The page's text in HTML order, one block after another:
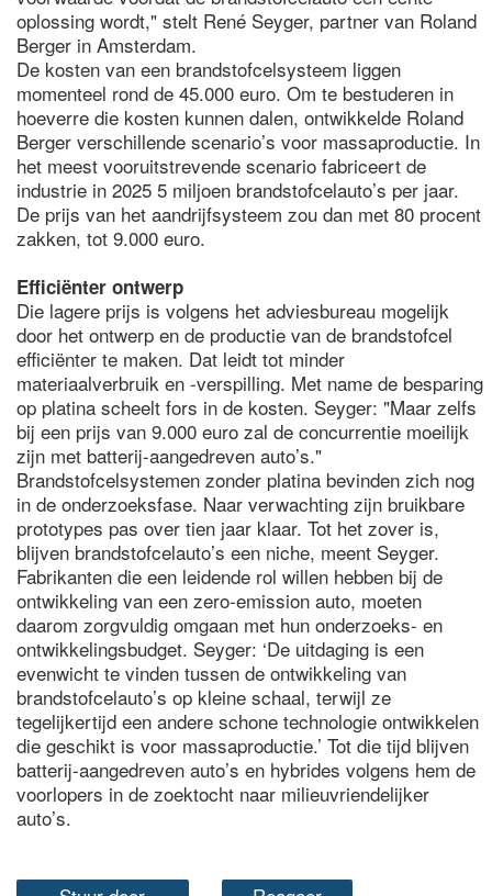
oplossing wordt," stelt René Seyger, partner van Roland
Berger in Amsterdam.
De kosten van een brandstofcelsysteem liggen
momenteel rond de 45.000 euro. Om te bestuderen in
hoeverre die kosten kunnen dalen, ontwikkelde Roland
Berger verschillende scenario’s voor massaproductie. In
het meest vooruitstrevende scenario fabriceert de
industrie in 2025 5 miljoen brandstofcelauto’s per jaar.
De prijs van het aandrijfsysteem zou dan met 80 procent
zakken, tot 9.000 euro.
Efficiënter ontwerp
Die lagere prijs is volgens het adviesbureau mogelijk
door het ontwerp en de productie van de brandstofcel
efficiënter te maken. Dat leidt tot minder
materiaalverbruik en -verspilling. Met name de besparing
op platina scheelt fors in de kosten. Seyger: "Maar zelfs
bij een prijs van 9.000 euro zal de concurrentie moeilijk
zijn met batterij-aangedreven auto’s."
Brandstofcelsystemen zonder platina bevinden zich nog
in de onderzoeksfase. Naar verwachting zijn bruikbare
prototypes pas over tien jaar klaar. Tot het zover is,
blijven brandstofcelauto’s een niche, meent Seyger.
Fabrikanten die een leidende rol willen hebben bij de
ontwikkeling van een zero-emission auto, moeten
daarom zorgvuldig omgaan met hun onderzoeks- en
ontwikkelingsbudget. Seyger: ‘De uitdaging is een
evenwicht te vinden tussen de ontwikkeling van
brandstofcelauto’s op kleine schaal, terwijl ze
tegelijkertijd een andere schone technologie ontwikkelen
die geschikt is voor massaproductie.’ Tot die tijd blijven
batterij-aangedreven auto’s en hybrides volgens hem de
voorlopers in de zoektocht naar milieuvriendelijker
auto’s.